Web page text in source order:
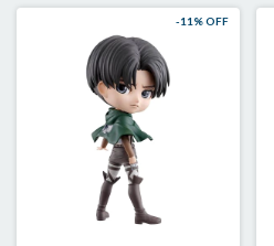
-11 % OFF